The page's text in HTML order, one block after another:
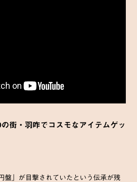
街・羽咋でコスモなアイテムゲッ
盤」が目撃されていたという伝承が残